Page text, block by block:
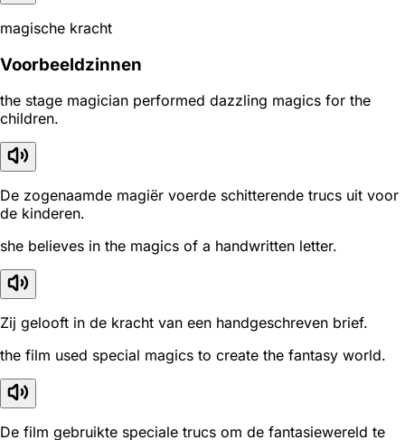
magische kracht
Voorbeeldzinnen
the stage magician performed dazzling magics for the
children.
De zogenaamde magiër voerde schitterende trucs uit voor
de kinderen.
she believes in the magics of a handwritten letter.
Zij gelooft in de kracht van een handgeschreven brief.
the film used special magics to create the fantasy world.
De film gebruikte speciale trucs om de fantasiewereld te